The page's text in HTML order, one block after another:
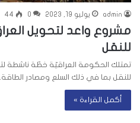
admin يوليو 19, 2023 0
44
مشروع واعد لتحويل
للنقل
تمتلك الحكومة العراقيّة خطّة ناشطة
للنقل بما في ذلك السلع ومصادر
أكمل القراءة »